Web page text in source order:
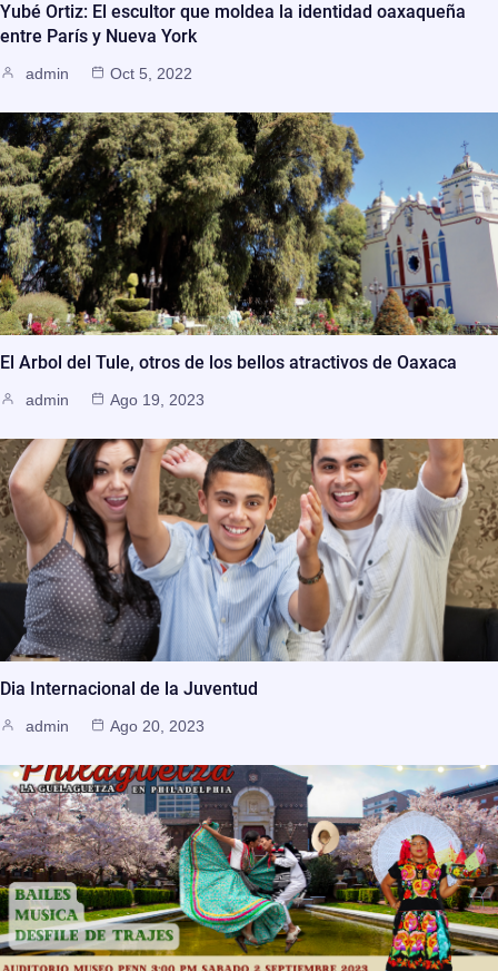
Yubé Ortiz: El escultor que moldea la identidad oaxaqueña
entre París y Nueva York
admin Oct 5, 2022
El Arbol del Tule, otros de los bellos atractivos de Oaxaca
admin Ago 19, 2023
Dia Internacional de la Juventud
admin Ago 20, 2023